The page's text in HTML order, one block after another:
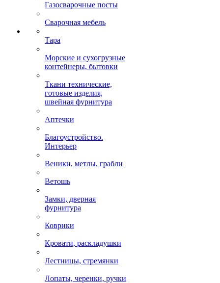
Газосварочные посты
Сварочная мебель
Тара
Морские и сухогрузные
контейнеры, бытовки
Ткани технические,
готовые изделия,
швейная фурнитура
Аптечки
Благоустройство.
Интерьер
Веники, метлы, грабли
Ветошь
Замки, дверная
фурнитура
Коврики
Кровати, раскладушки
Лестницы, стремянки
Лопаты, черенки, ручки